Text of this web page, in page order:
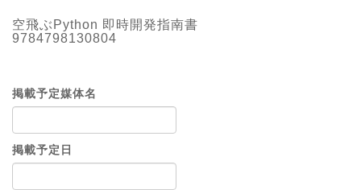
空飛ぶPython 即時開発指南書
9784798130804
掲載予定媒体名
掲載予定日